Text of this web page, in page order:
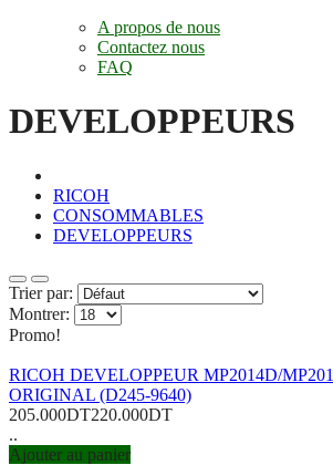
A propos de nous
Contactez nous
FAQ
DEVELOPPEURS
RICOH
CONSOMMABLES
DEVELOPPEURS
Trier par:
Montrer:
Promo!
RICOH DEVELOPPEUR MP2014D/
ORIGINAL (D245-9640)
205.000DT220.000DT
..
Ajouter au panier